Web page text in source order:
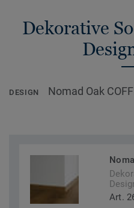
Dekorative
DESIGN Nomad Oak
Art.